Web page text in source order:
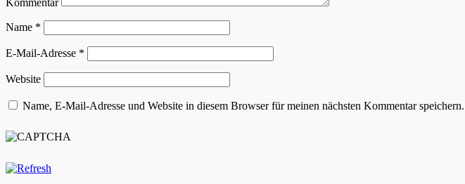
Name *
E-Mail-Adresse *
Website
Name, E-Mail-Adresse und Website in diesem Browser für meinen nächsten Kommentar speichern.